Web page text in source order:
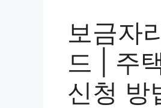
보금자
드 | 주
신청 방